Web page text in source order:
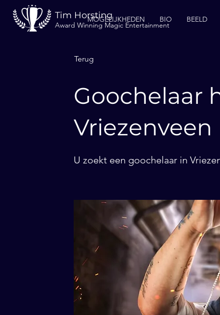
Tim Horsting
Award Winning Magic Entertainment
MOGELIJKHEDEN BIO BEELD
Terug
Goochelaar
Vriezenveen
U zoekt een goochelaar in